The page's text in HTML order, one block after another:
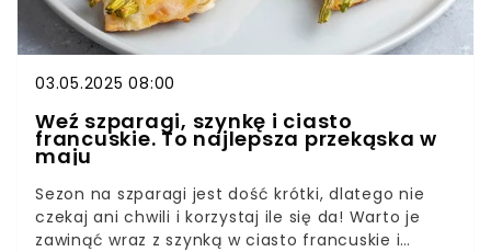
03.05.2025 08:00
Weź szparagi, szynkę i ciasto
francuskie. To najlepsza przekąska w
maju
Sezon na szparagi jest dość krótki, dlatego nie
czekaj ani chwili i korzystaj ile się da! Warto je
zawinąć wraz z szynką w ciasto francuskie i